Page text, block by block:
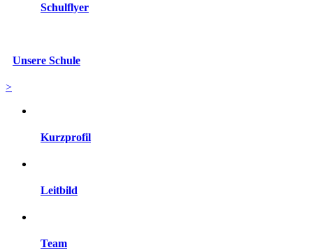
Schulflyer
Unsere Schule
>
Kurzprofil
Leitbild
Team